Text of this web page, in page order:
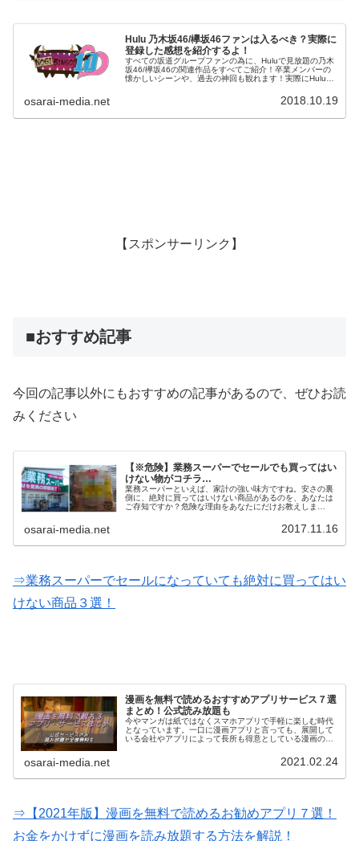
Hulu 乃木坂46/欅坂46ファンは入るべき？実際に
登録した感想を紹介するよ！
すべての坂道グループファンの為に、Huluで見放題の乃木
坂46/欅坂46の関連作品をすべてご紹介！卒業メンバーの
懐かしいシーンや、過去の神回も観れます！実際にHuluに
osarai-media.net 2018.10.19
【スポンサーリンク】
■おすすめ記事
今回の記事以外にもおすすめの記事があるので、ぜひお読
みください
【※危険】業務スーパーでセールでも買ってはい
けない物がコチラ…
業務スーパーといえば、家計の強い味方ですね。安さの裏
側に、絶対に買ってはいけない商品があるのを、あなたは
ご存知ですか？危険な理由をあなたにだけお教えしま
osarai-media.net 2017.11.16
⇒業務スーパーでセールになっていても絶対に買ってはい
けない商品３選！
漫画を無料で読めるおすすめアプリサービス７選
まとめ！公式読み放題も
今やマンガは紙ではなくスマホアプリで手軽に楽しむ時代
となっています。一口に漫画アプリと言っても、展開して
いる会社やアプリによって長所も得意としている漫画のジ
osarai-media.net 2021.02.24
⇒【2021年版】漫画を無料で読めるお勧めアプリ７選！
お金をかけずに漫画を読み放題する方法を解説！